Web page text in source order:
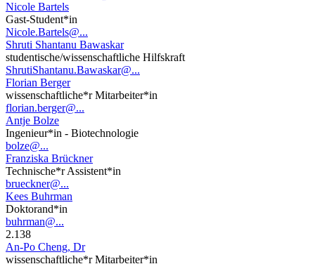
Nicole Bartels
Gast-Student*in
Nicole.Bartels@...
Shruti Shantanu Bawaskar
studentische/wissenschaftliche Hilfskraft
ShrutiShantanu.Bawaskar@...
Florian Berger
wissenschaftliche*r Mitarbeiter*in
florian.berger@...
Antje Bolze
Ingenieur*in - Biotechnologie
bolze@...
Franziska Brückner
Technische*r Assistent*in
brueckner@...
Kees Buhrman
Doktorand*in
buhrman@...
2.138
An-Po Cheng, Dr
wissenschaftliche*r Mitarbeiter*in